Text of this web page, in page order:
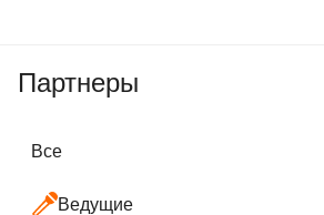
Партнеры
Все
Ведущие